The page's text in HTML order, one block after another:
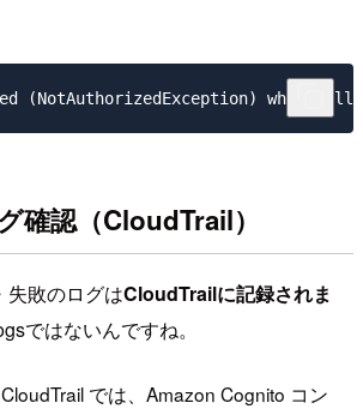
確認（CloudTrail）
失敗のログはCloudTrailに記録されま
ではないんですね。
では、Amazon Cognito コン